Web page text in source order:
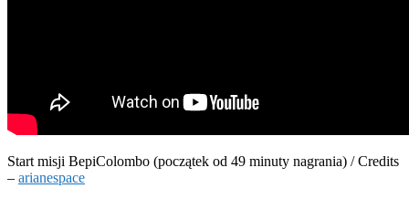
Start misji BepiColombo (początek od 49 minuty nagrania) / Credits
– arianespace